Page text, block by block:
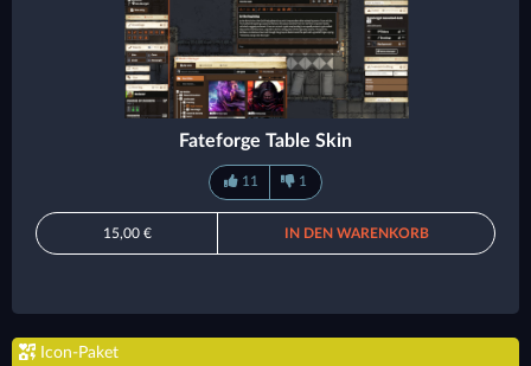
Fateforge Table Skin
11 1
15,00 € IN DEN WARENKORB
Icon-Paket